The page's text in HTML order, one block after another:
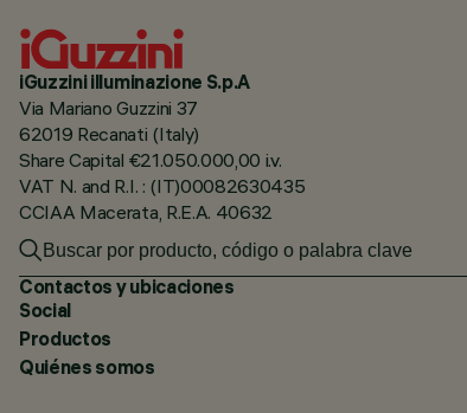
iGuzzini illuminazione S.p.A
Via Mariano Guzzini 37
62019 Recanati (Italy)
Share Capital €21.050.000,00 i.v.
VAT N. and R.I. : (IT)00082630435
CCIAA Macerata, R.E.A. 40632
Contactos y ubicaciones
Social
Productos
Quiénes somos